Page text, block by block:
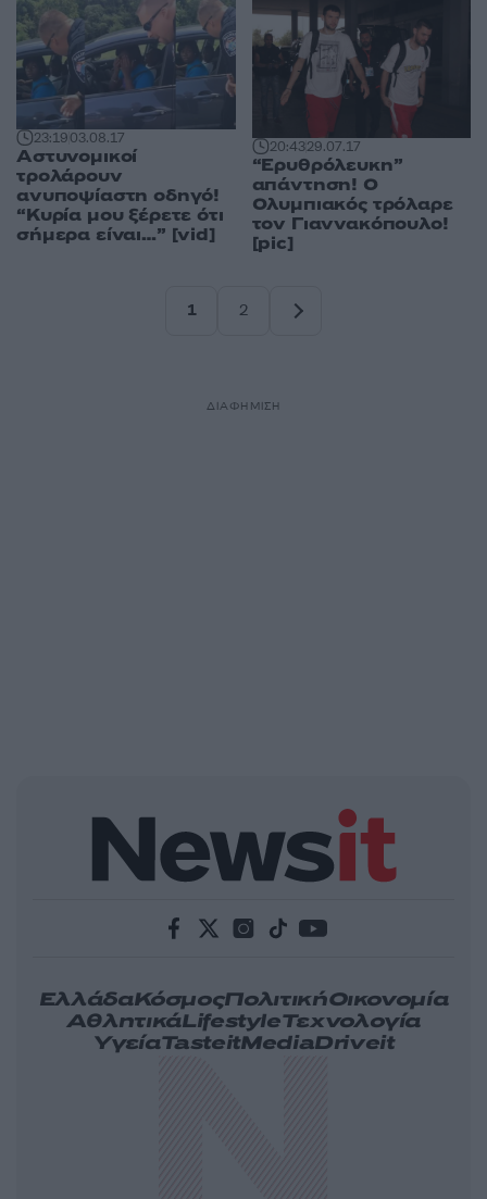
23:1903.08.17
Αστυνομικοί
τρολάρουν
ανυποψίαστη οδηγό!
“Κυρία μου ξέρετε ότι
σήμερα είναι…” [vid]
20:4329.07.17
“Ερυθρόλευκη”
απάντηση! Ο
Ολυμπιακός τρόλαρε
τον Γιαννακόπουλο!
[pic]
1
2
ΔΙΑΦΗΜΙΣΗ
ΕλλάδαΚόσμοςΠολιτικήΟικονομία
ΑθλητικάLifestyleΤεχνολογία
ΥγείαTasteitMediaDriveit